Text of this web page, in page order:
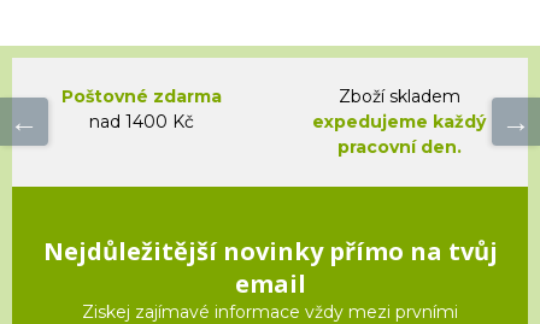
Poštovné zdarma
nad 1400 Kč
Zboží skladem
expedujeme každý
pracovní den.
Nejdůležitější novinky přímo na tvůj
email
Ziskej zajímavé informace vždy mezi prvními